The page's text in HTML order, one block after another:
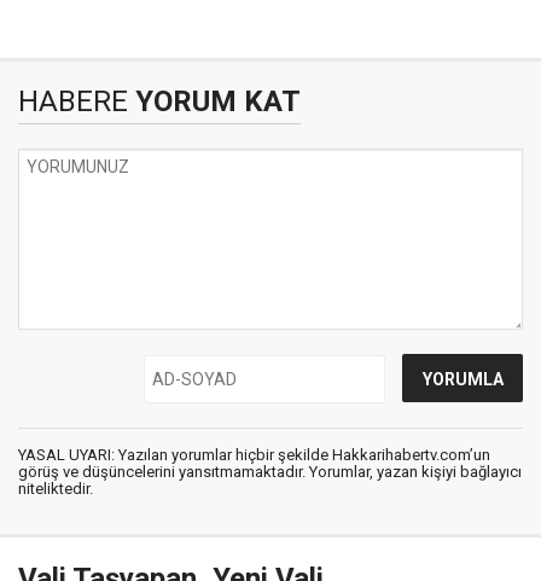
HABERE YORUM KAT
YASAL UYARI: Yazılan yorumlar hiçbir şekilde Hakkarihabertv.com’un
görüş ve düşüncelerini yansıtmamaktadır. Yorumlar, yazan kişiyi bağlayıcı
niteliktedir.